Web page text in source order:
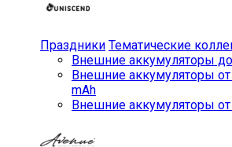
Праздники Тематические
Внешние аккумуляторы
Внешние аккумуляторы
mAh
Внешние аккумуляторы от